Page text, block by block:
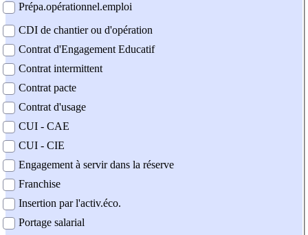
Prépa.opérationnel.emploi
CDI de chantier ou d'opération
Contrat d'Engagement Educatif
Contrat intermittent
Contrat pacte
Contrat d'usage
CUI - CAE
CUI - CIE
Engagement à servir dans la réserve
Franchise
Insertion par l'activ.éco.
Portage salarial